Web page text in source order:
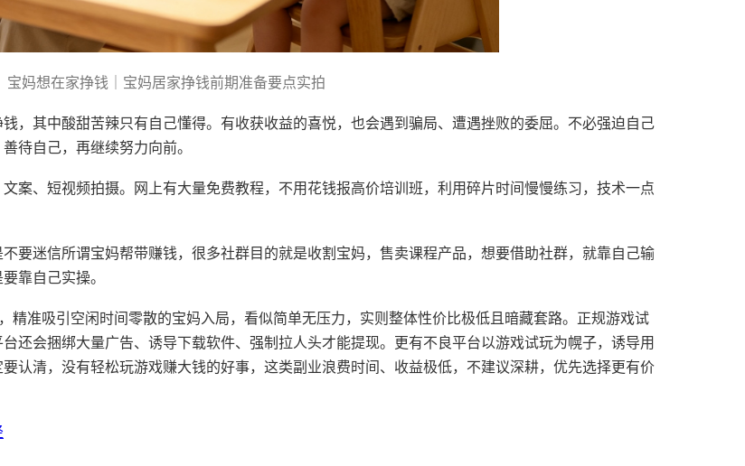
宝妈想在家挣钱｜宝妈居家挣钱前期准备要点实拍
，其中酸甜苦辣只有自己懂得。有收获收益的喜悦，也会遇到骗局、遭遇挫败的委屈。不必强迫自己
待自己，再继续努力向前。
案、短视频拍摄。网上有大量免费教程，不用花钱报高价培训班，利用碎片时间慢慢练习，技术一点
要迷信所谓宝妈帮带赚钱，很多社群目的就是收割宝妈，售卖课程产品，想要借助社群，就靠自己输
靠自己实操。
精准吸引空闲时间零散的宝妈入局，看似简单无压力，实则整体性价比极低且暗藏套路。正规游戏试
还会捆绑大量广告、诱导下载软件、强制拉人头才能提现。更有不良平台以游戏试玩为幌子，诱导用
认清，没有轻松玩游戏赚大钱的好事，这类副业浪费时间、收益极低，不建议深耕，优先选择更有价